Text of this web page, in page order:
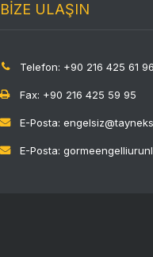
BİZE ULAŞIN
Telefon: +90 216 425 61
Fax: +90 216 425 59 95
E-Posta:
E-Posta: